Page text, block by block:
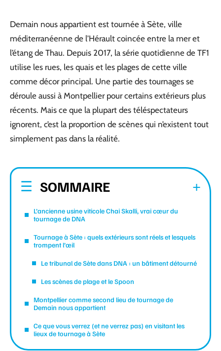
Demain nous appartient est tournée à Sète, ville
méditerranéenne de l’Hérault coincée entre la mer et
l’étang de Thau. Depuis 2017, la série quotidienne de TF1
utilise les rues, les quais et les plages de cette ville
comme décor principal. Une partie des tournages se
déroule aussi à Montpellier pour certains extérieurs plus
récents. Mais ce que la plupart des téléspectateurs
ignorent, c’est la proportion de scènes qui n’existent tout
simplement pas dans la réalité.
SOMMAIRE
L’ancienne usine viticole Chai Skalli, vrai cœur du
tournage de DNA
Tournage à Sète : quels extérieurs sont réels et lesquels
trompent l’œil
Le tribunal de Sète dans DNA : un bâtiment détourné
Les scènes de plage et le Spoon
Montpellier comme second lieu de tournage de
Demain nous appartient
Ce que vous verrez (et ne verrez pas) en visitant les
lieux de tournage à Sète